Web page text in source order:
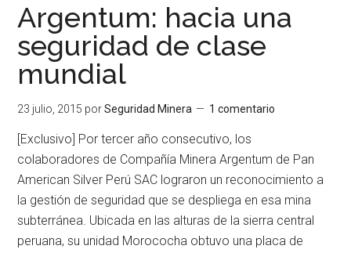
Argentum: hacia una
seguridad de clase
mundial
23 julio, 2015 porSeguridad Minera 1 comentario
[Exclusivo] Por tercer año consecutivo, los
colaboradores de Compañía Minera Argentum de Pan
American Silver Perú SAC lograron un reconocimiento a
la gestión de seguridad que se despliega en esa mina
subterránea. Ubicada en las alturas de la sierra central
peruana, su unidad Morococha obtuvo una placa de